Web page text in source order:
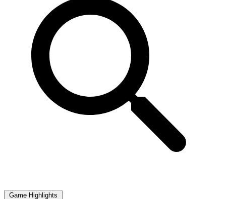
Game Highlights